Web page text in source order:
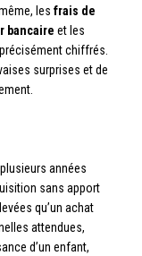
les frais de
bancaire et les
chiffrés.
surprises et de
années
sans apport
qu’un achat
attendues,
d’un enfant,